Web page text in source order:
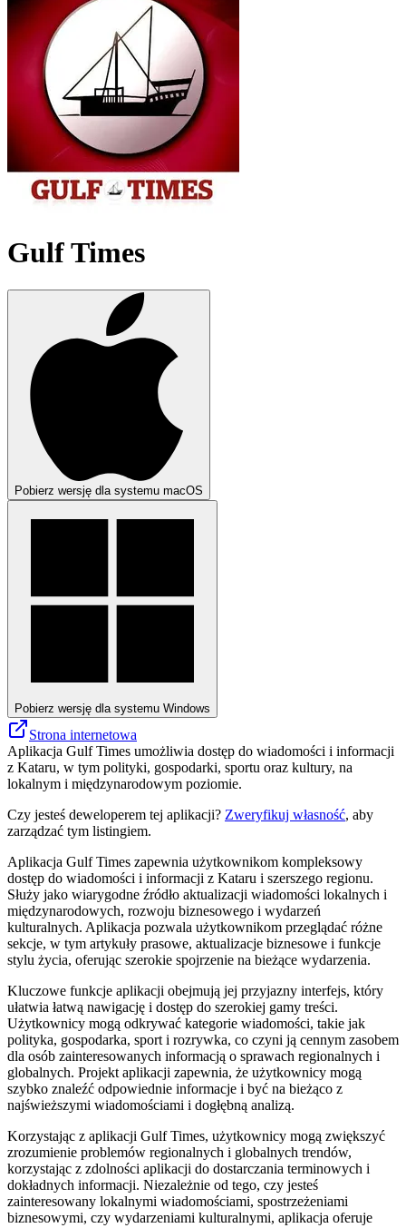
Gulf Times
Pobierz wersję dla systemu macOS
Pobierz wersję dla systemu Windows
Strona internetowa
Aplikacja Gulf Times umożliwia dostęp do wiadomości i informacji
z Kataru, w tym polityki, gospodarki, sportu oraz kultury, na
lokalnym i międzynarodowym poziomie.
Czy jesteś deweloperem tej aplikacji? Zweryfikuj własność, aby
zarządzać tym listingiem.
Aplikacja Gulf Times zapewnia użytkownikom kompleksowy
dostęp do wiadomości i informacji z Kataru i szerszego regionu.
Służy jako wiarygodne źródło aktualizacji wiadomości lokalnych i
międzynarodowych, rozwoju biznesowego i wydarzeń
kulturalnych. Aplikacja pozwala użytkownikom przeglądać różne
sekcje, w tym artykuły prasowe, aktualizacje biznesowe i funkcje
stylu życia, oferując szerokie spojrzenie na bieżące wydarzenia.
Kluczowe funkcje aplikacji obejmują jej przyjazny interfejs, który
ułatwia łatwą nawigację i dostęp do szerokiej gamy treści.
Użytkownicy mogą odkrywać kategorie wiadomości, takie jak
polityka, gospodarka, sport i rozrywka, co czyni ją cennym zasobem
dla osób zainteresowanych informacją o sprawach regionalnych i
globalnych. Projekt aplikacji zapewnia, że ​​użytkownicy mogą
szybko znaleźć odpowiednie informacje i być na bieżąco z
najświeższymi wiadomościami i dogłębną analizą.
Korzystając z aplikacji Gulf Times, użytkownicy mogą zwiększyć
zrozumienie problemów regionalnych i globalnych trendów,
korzystając z zdolności aplikacji do dostarczania terminowych i
dokładnych informacji. Niezależnie od tego, czy jesteś
zainteresowany lokalnymi wiadomościami, spostrzeżeniami
biznesowymi, czy wydarzeniami kulturalnymi, aplikacja oferuje